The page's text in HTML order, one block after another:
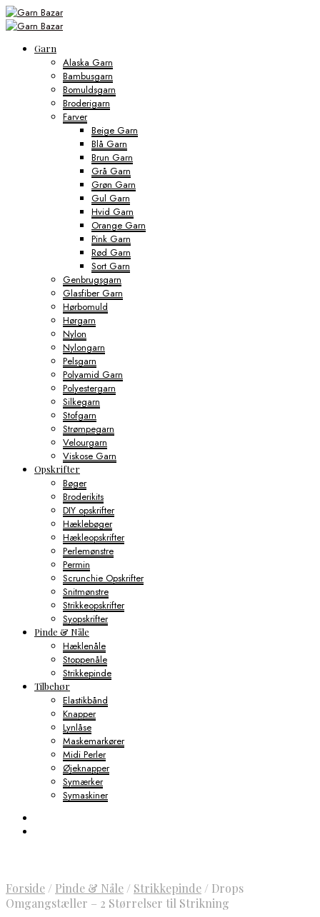
Garn
Alaska Garn
Bambusgarn
Bomuldsgarn
Broderigarn
Farver
Beige Garn
Blå Garn
Brun Garn
Grå Garn
Grøn Garn
Gul Garn
Hvid Garn
Orange Garn
Pink Garn
Rød Garn
Sort Garn
Genbrugsgarn
Glasfiber Garn
Hørbomuld
Hørgarn
Nylon
Nylongarn
Pelsgarn
Polyamid Garn
Polyestergarn
Silkegarn
Stofgarn
Strømpegarn
Velourgarn
Viskose Garn
Opskrifter
Bøger
Broderikits
DIY opskrifter
Hæklebøger
Hækleopskrifter
Perlemønstre
Permin
Scrunchie Opskrifter
Snitmønstre
Strikkeopskrifter
Syopskrifter
Pinde & Nåle
Hæklenåle
Stoppenåle
Strikkepinde
Tilbehør
Elastikbånd
Knapper
Lynlåse
Maskemarkører
Midi Perler
Øjeknapper
Symærker
Symaskiner
Forside / Pinde & Nåle / Strikkepinde / Drops
Omgangstæller – 2 Størrelser til Strikning